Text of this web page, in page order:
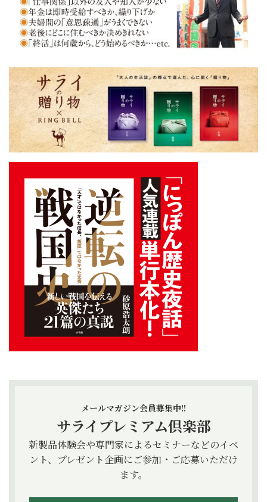
メールマガジン会員募集中!!
サライプレミアム倶楽部
新製品体験会や専門家によるセミナーなどのイベ
ント、プレゼント企画にご参加・ご応募いただけ
ます。